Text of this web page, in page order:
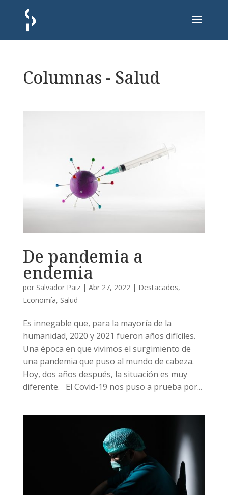
Columnas - Salud
De pandemia a
endemia
por Salvador Paiz| Abr 27, 2022| Destacados,
Economía, Salud
Es innegable que, para la mayoría de la
humanidad, 2020 y 2021 fueron años difíciles.
Una época en que vivimos el surgimiento de
una pandemia que puso al mundo de cabeza.
Hoy, dos años después, la situación es muy
diferente. El Covid-19 nos puso a prueba por...